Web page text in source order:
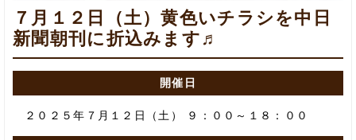
７月１２日（土）黄色いチラシを中日
新聞朝刊に折込みます♬
開催日
２０２５年７月１２日（土） ９：００～１８：００